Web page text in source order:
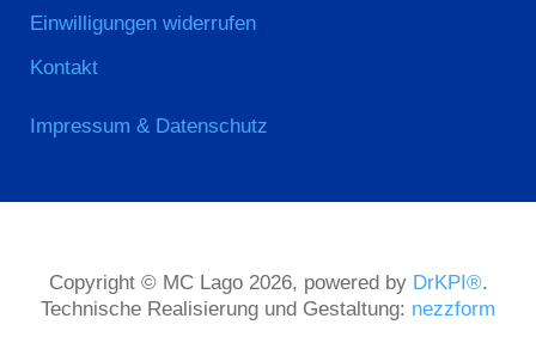
Einwilligungen widerrufen
Kontakt
Impressum & Datenschutz
Copyright © MC Lago 2026, powered by DrKPI®.
Technische Realisierung und Gestaltung: nezzform